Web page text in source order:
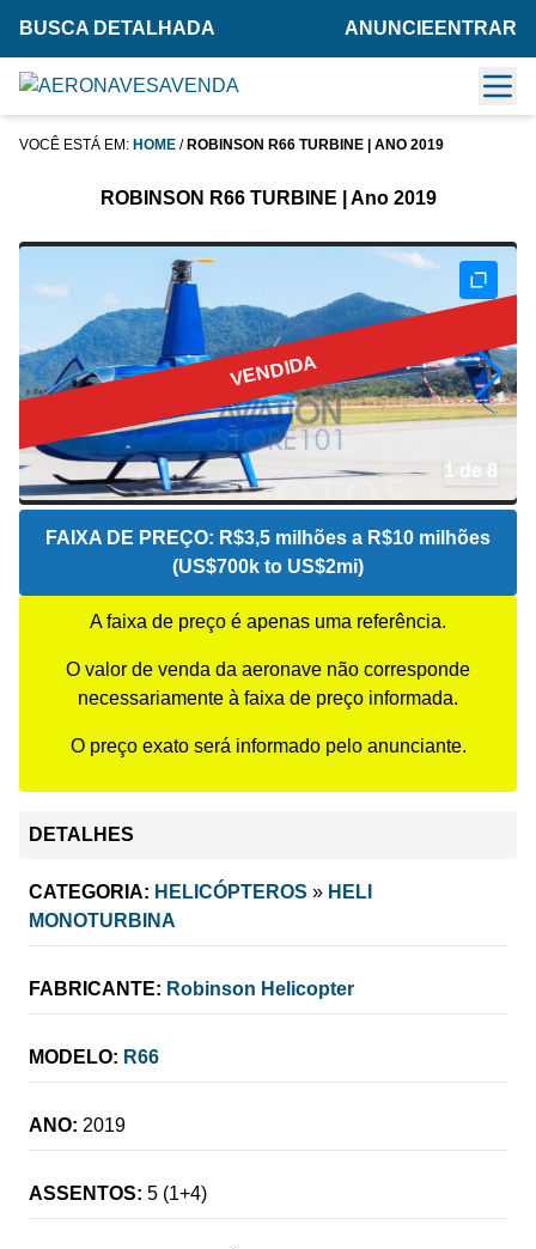
BUSCA DETALHADA ANUNCIE ENTRAR
VOCÊ ESTÁ EM: HOME / ROBINSON R66 TURBINE | ANO 2019
ROBINSON R66 TURBINE | Ano 2019
VENDIDA
2 de 8
FAIXA DE PREÇO: R$3,5 milhões a R$10 milhões
(US$700k to US$2mi)
A faixa de preço é apenas uma referência.
O valor de venda da aeronave não corresponde
necessariamente à faixa de preço informada.
O preço exato será informado pelo anunciante.
DETALHES
CATEGORIA: HELICÓPTEROS » HELI
MONOTURBINA
FABRICANTE: Robinson Helicopter
MODELO: R66
ANO: 2019
ASSENTOS: 5 (1+4)